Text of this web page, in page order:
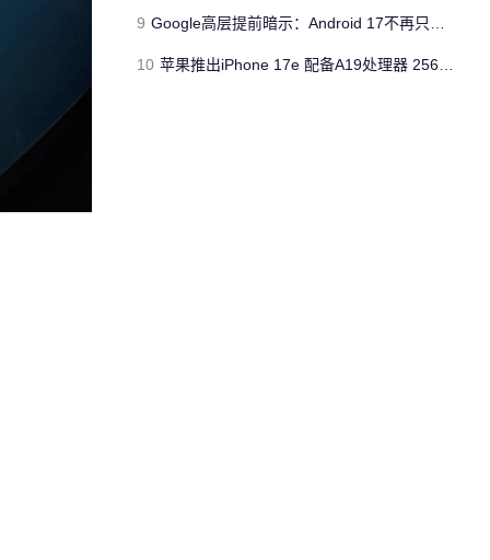
9 Google高层提前暗示：Android 17不再只是操作系统
10 苹果推出iPhone 17e 配备A19处理器 256GB容量起步 刘海屏依旧